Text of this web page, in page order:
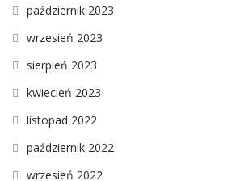
październik 2023
wrzesień 2023
sierpień 2023
kwiecień 2023
listopad 2022
październik 2022
wrzesień 2022